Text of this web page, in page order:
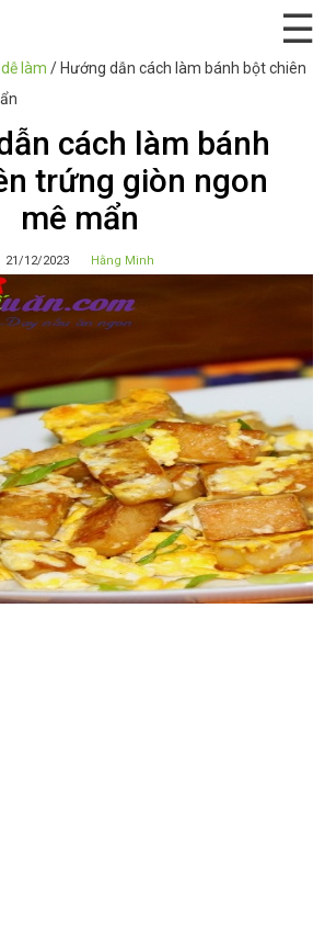
☰
làm / Hướng dẫn cách làm bánh bột chiên
cách làm bánh
trứng giòn ngon
mê mẩn
21/12/2023 Hằng Minh